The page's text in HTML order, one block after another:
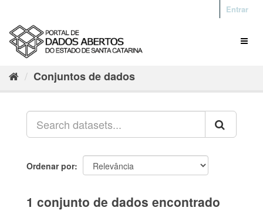
Entrar
Conjuntos de dados
Ordenar por
1 conjunto de dados encontrado